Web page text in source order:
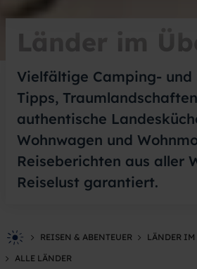
Länder im
Vielfältige Camping- und
Tipps,
authentische
Wohnwagen und
Reiseberichten aus aller
Reiselust garantiert.
REISEN & ABENTEUER
LÄNDER
ALLE LÄNDER